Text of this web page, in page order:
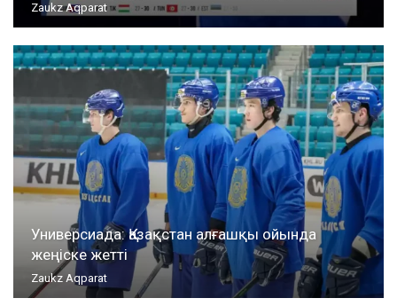
Zaukz Aqparat
Универсиада: Қазақстан алғашқы ойында
жеңіске жетті
Zaukz Aqparat